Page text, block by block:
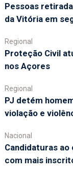
Pessoas
da Vitória em
Regional
Proteção Civil
nos Açores
Regional
PJ detém
violação e
Nacional
Candidaturas
com mais